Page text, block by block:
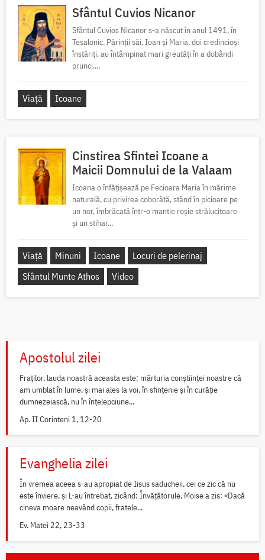
Sfântul Cuvios Nicanor
Sfântul Cuvios Nicanor s-a născut în anul 1491, în
Tesalonic. Părinții săi, Ioan și Maria, doi credincioși
înstăriți, au întâmpinat mari greutăți în a dobândi
prunci....
Viață Icoane
Cinstirea Sfintei Icoane a
Maicii Domnului de la Valaam
Icoana o înfățișează pe Fecioara Maria în mărime
naturală, cu privirea coborâtă, stând în picioare pe
un nor, îmbrăcată într-o mantie roșie strălucitoare
și un stihar...
Viață Minuni Icoane
Locuri de pelerinaj
Sfântul Munte Athos
Video
Apostolul zilei
Fraților, lauda noastră aceasta este: mărturia conștiinței noastre că
am umblat în lume, și mai ales la voi, în sfințenie și în curăție
dumnezeiască, nu în înțelepciune...
Ap. II Corinteni 1, 12-20
Evanghelia zilei
În vremea aceea s-au apropiat de Iisus saducheii, cei ce zic că nu
este înviere, și L-au întrebat, zicând: Învățătorule, Moise a zis: «Dacă
cineva moare neavând copii, fratele...
Ev. Matei 22, 23-33